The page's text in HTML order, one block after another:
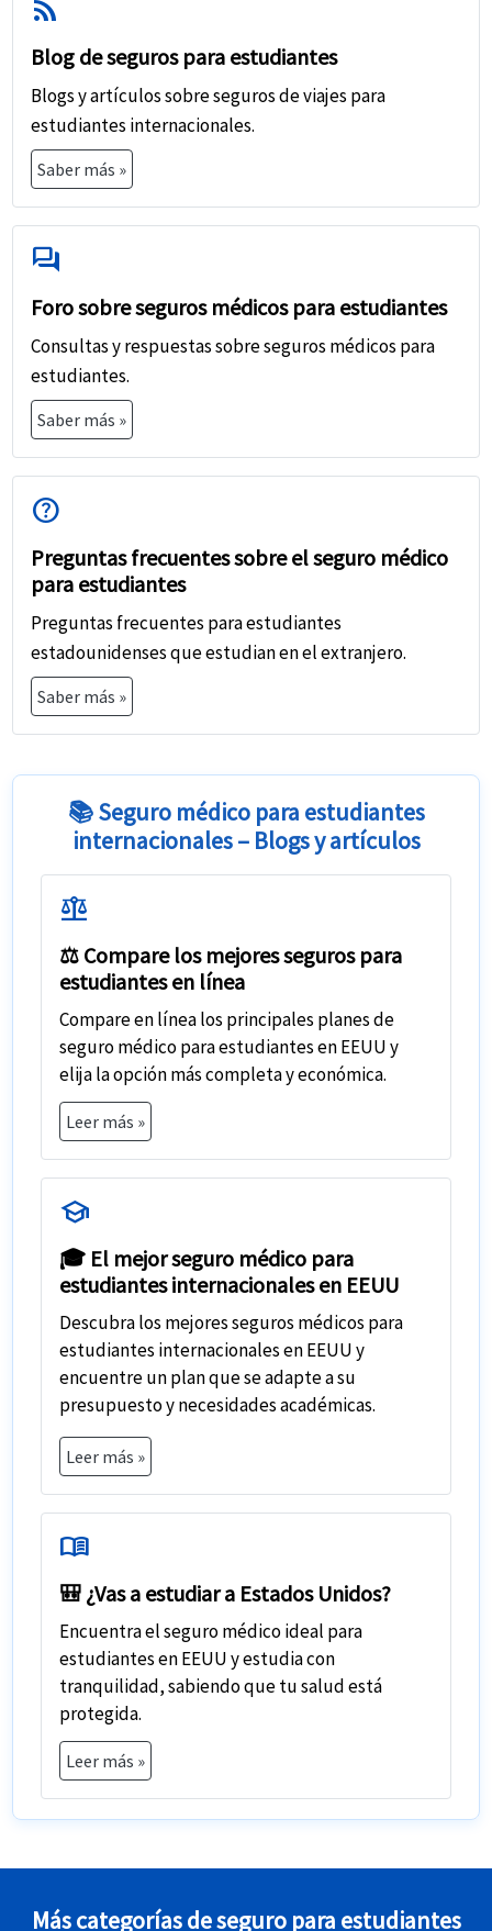
rss_feed
Blog de seguros para estudiantes
Blogs y artículos sobre seguros de viajes para
estudiantes internacionales.
Saber más »
forum
Foro sobre seguros médicos para estudiantes
Consultas y respuestas sobre seguros médicos para
estudiantes.
Saber más »
help
Preguntas frecuentes sobre el seguro médico
para estudiantes
Preguntas frecuentes para estudiantes
estadounidenses que estudian en el extranjero.
Saber más »
📚 Seguro médico para estudiantes
internacionales – Blogs y artículos
balance
⚖️ Compare los mejores seguros para
estudiantes en línea
Compare en línea los principales planes de
seguro médico para estudiantes en EEUUy
elija la opción más completa y económica.
Leer más »
school
🎓 El mejor seguro médico para
estudiantes internacionales en EEUU
Descubra los mejores seguros médicos para
estudiantes internacionalesen EEUU y
encuentre un plan que se adapte a su
presupuesto y necesidades académicas.
Leer más »
menu_book
🎒 ¿Vas a estudiar a Estados Unidos?
Encuentra elseguro médico ideal para
estudiantes en EEUUy estudia con
tranquilidad, sabiendo que tu salud está
protegida.
Leer más »
Más categorías de seguro para estudiantes